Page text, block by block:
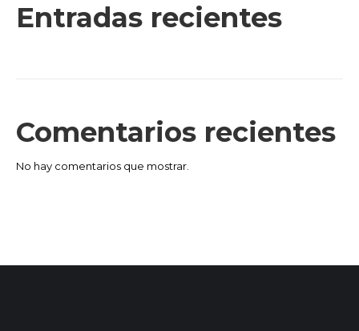
Entradas recientes
Comentarios recientes
No hay comentarios que mostrar.